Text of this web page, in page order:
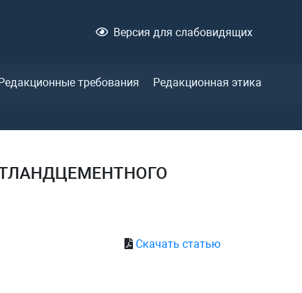
Версия для слабовидящих
требования Редакционная этика
Скачать статью